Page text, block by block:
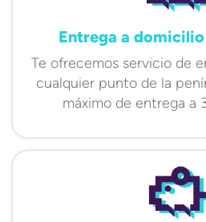
Entrega a
Te ofrecemos servicio de
cualquier punto de la
máximo de entrega a